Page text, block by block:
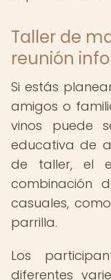
Taller de
reunión
Si estás
amigos o
vinos puede
educativa de
de taller, el
combinación
casuales,
parrilla.
Los
diferentes